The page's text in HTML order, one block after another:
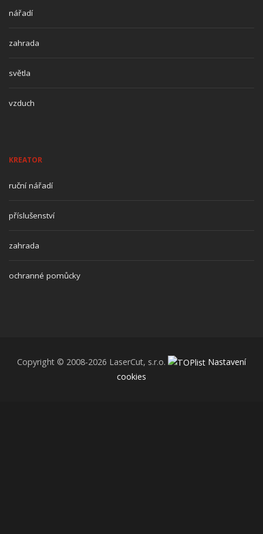
nářadí
zahrada
světla
vzduch
KREATOR
ruční nářadí
příslušenství
zahrada
ochranné pomůcky
Copyright © 2008-2026 LaserCut, s.r.o.
Nastavení
cookies